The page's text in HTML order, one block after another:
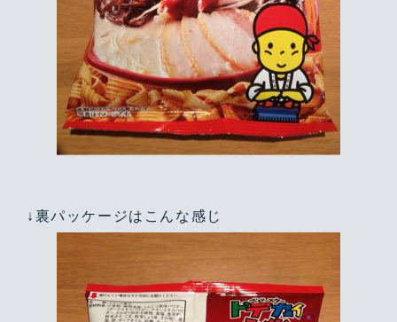
↓裏パッケージはこんな感じ